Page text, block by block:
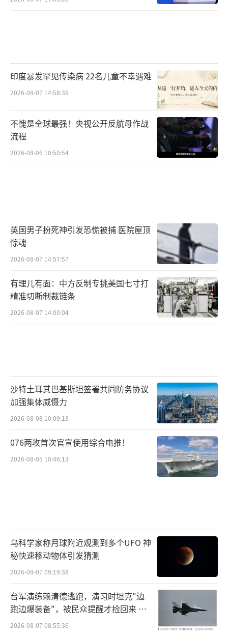
印度暴发罕见传染病 22名儿童不幸遇难
2026-08-07 14:58:39
不愧是全球最强！央视公开反航母作战
流程
2026-08-06 10:50:54
英国男子扮死神引发恐慌被捕 医院屋顶
惊魂
2026-08-07 14:57:57
有理儿有面：中方反制专挑美国七寸打
精准切断制裁链条
2026-08-07 14:00:04
沙特土耳其巴基斯坦签署共同防务协议
加强集体威慑力
2026-08-08 10:09:13
076两攻首次官宣使用综合电推！
2026-08-05 10:46:13
乌科学家称月球附近观测到多个UFO 神
秘快速移动物体引发猜测
2026-08-07 09:19:38
台军演练赖清德逃跑，演习时坦克"边
跑边爆装备"，被民众提醒才捡回来 演
习状况频出引发关注
2026-08-07 08:55:36